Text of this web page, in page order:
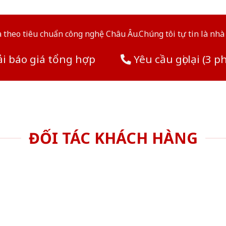
tiêu chuẩn công nghệ Châu Âu.Chúng tôi tự tin là
báo giá tổng hợp Yêu cầu gọi lại (3
ĐỐI TÁC KHÁCH HÀNG